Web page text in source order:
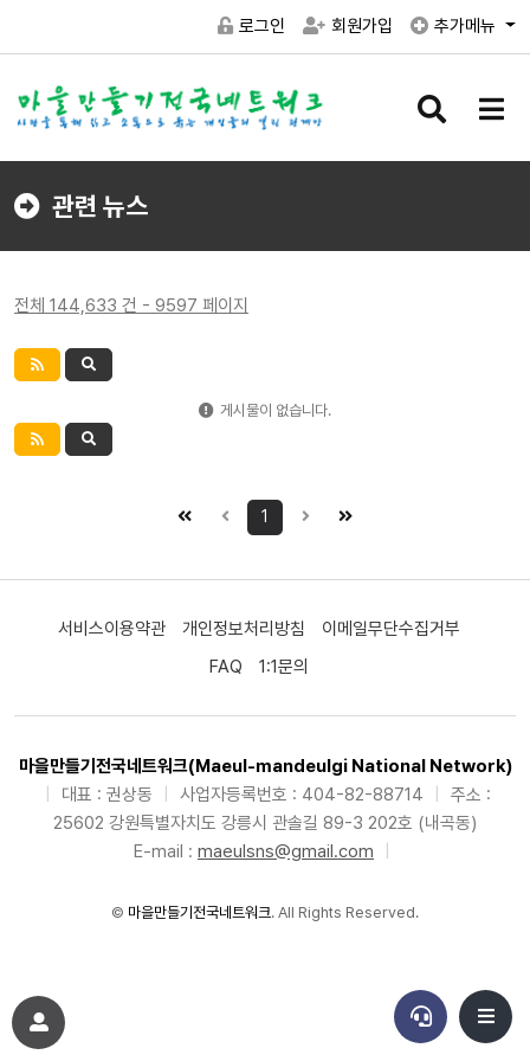
로그인 회원가입 추가메뉴
검
버
메
버
관련 뉴스
전체 144,633 건 - 9597 페이지
게시물이 없습니다.
1
서비스이용약관 개인정보처리방침
이메일무단수집거부
FAQ
1:1문의
마을만들기전국네트워크(Maeul-mandeulgi National Network)
대표 : 권상동 사업자등록번호 : 404-82-88714
주소 :
25602 강원특별자치도 강릉시 관솔길 89-3 202호 (내곡동)
E-mail : maeulsns@gmail.com
© 마을만들기전국네트워크. All Rights Reserved.